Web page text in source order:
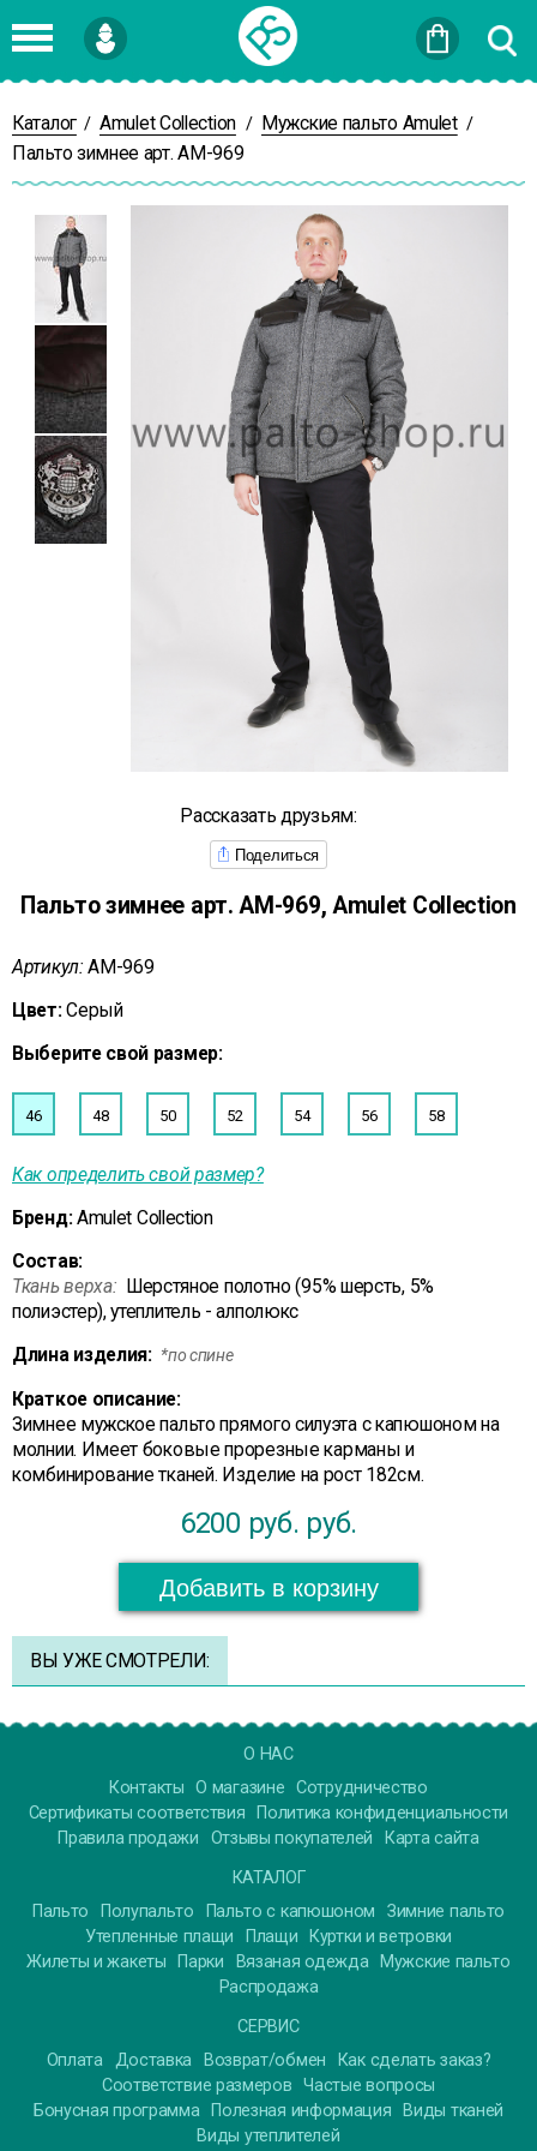
Войти
Каталог / Amulet Collection / Мужские пальто Amulet /
Пальто зимнее арт. АМ-969
Рассказать друзьям:
Поделиться
Пальто зимнее арт. АМ-969, Amulet Collection
Артикул: АМ-969
Цвет: Серый
Выберите свой размер:
46 48 50 52 54 56 58
Как определить свой размер?
Бренд: Amulet Collection
Состав:
Ткань верха: Шерстяное полотно (95% шерсть, 5%
полиэстер), утеплитель - алполюкс
Длина изделия: *по спине
Краткое описание:
Зимнее мужское пальто прямого силуэта с капюшоном на
молнии. Имеет боковые прорезные карманы и
комбинирование тканей. Изделие на рост 182см.
6200 руб. руб.
Добавить в корзину
ВЫ УЖЕ СМОТРЕЛИ:
О НАС
Контакты
О магазине Сотрудничество
Сертификаты соответствия
Политика конфиденциальности
Правила продажи
Отзывы покупателей
Карта сайта
КАТАЛОГ
Пальто
Полупальто Пальто с капюшоном
Зимние пальто
Утепленные плащи
Плащи
Куртки и ветровки
Жилеты и жакеты
Парки Вязаная одежда
Мужские пальто
Распродажа
СЕРВИС
Оплата Доставка Возврат/обмен
Как сделать заказ?
Соответствие размеров
Частые вопросы
Бонусная программа
Полезная информация
Виды тканей
Виды утеплителей